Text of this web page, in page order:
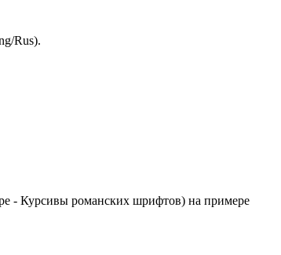
Rus).
- Курсивы романских шрифтов) на примере